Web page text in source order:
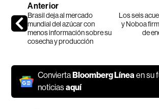
Anterior
Brasil deja al mercado
mundial del azúcar con
menos información sobre su
cosecha y producción
Los seis
y Noboa
de
ConviertaBloomberg Líneaen su
noticiasaquí